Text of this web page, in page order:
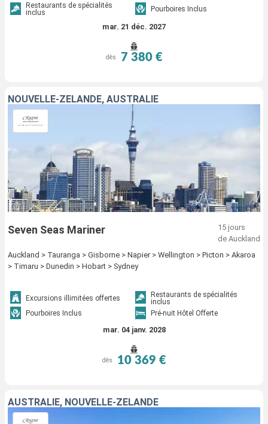
Restaurants de spécialités
inclus
Pourboires Inclus
mar. 21 déc. 2027
dès 7 380 €
NOUVELLE-ZÉLANDE, AUSTRALIE
Seven Seas Mariner
15 jours
de Auckland
Auckland > Tauranga > Gisborne > Napier > Wellington > Picton > Akaroa
> Timaru > Dunedin > Hobart > Sydney
Excursions illimitées offertes
Restaurants de spécialités
inclus
Pourboires Inclus
Pré-nuit Hôtel Offerte
mar. 04 janv. 2028
dès 10 369 €
AUSTRALIE, NOUVELLE-ZÉLANDE